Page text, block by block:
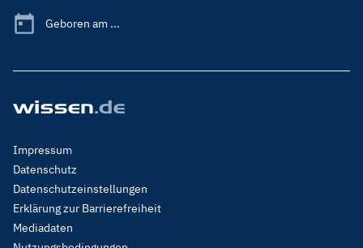
Geboren am ...
Footer
Menu
Legal
Impressum
Datenschutz
Datenschutzeinstellungen
Erklärung zur Barrierefreiheit
Mediadaten